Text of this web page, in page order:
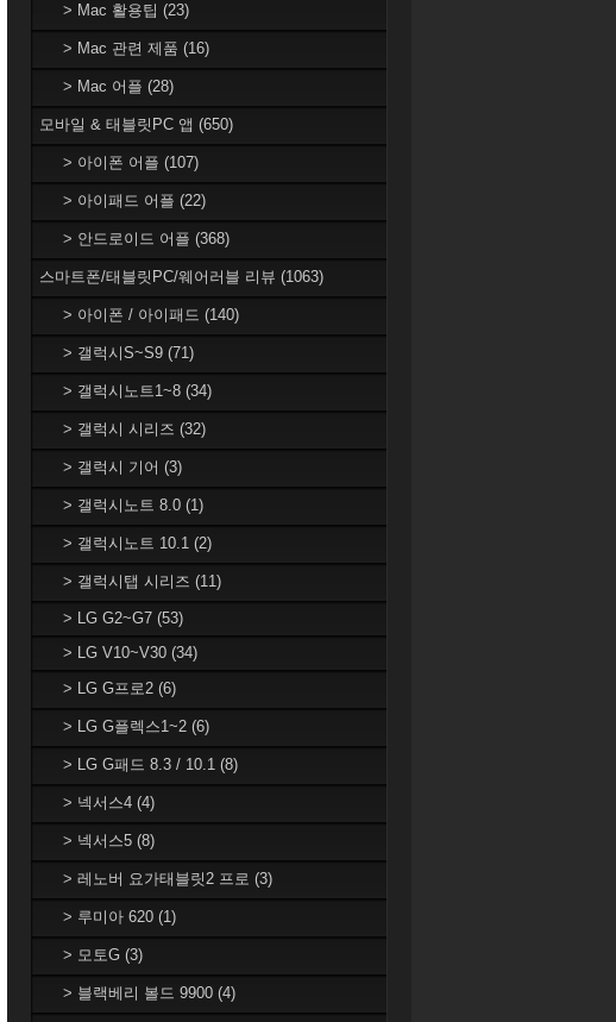
> Mac 활용팁 (23)
> Mac 관련 제품 (16)
> Mac 어플 (28)
모바일 & 태블릿PC 앱 (650)
> 아이폰 어플 (107)
> 아이패드 어플 (22)
> 안드로이드 어플 (368)
스마트폰/태블릿PC/웨어러블 리뷰 (1063)
> 아이폰 / 아이패드 (140)
> 갤럭시S~S9 (71)
> 갤럭시노트1~8 (34)
> 갤럭시 시리즈 (32)
> 갤럭시 기어 (3)
> 갤럭시노트 8.0 (1)
> 갤럭시노트 10.1 (2)
> 갤럭시탭 시리즈 (11)
> LG G2~G7 (53)
> LG V10~V30 (34)
> LG G프로2 (6)
> LG G플렉스1~2 (6)
> LG G패드 8.3 / 10.1 (8)
> 넥서스4 (4)
> 넥서스5 (8)
> 레노버 요가태블릿2 프로 (3)
> 루미아 620 (1)
> 모토G (3)
> 블랙베리 볼드 9900 (4)